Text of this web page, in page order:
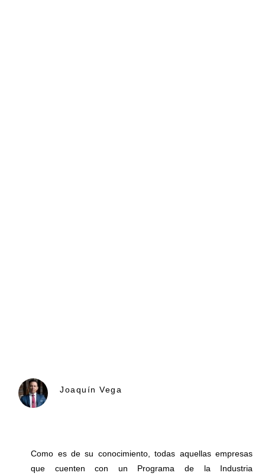
Joaquín Vega
Como es de su conocimiento, todas aquellas empresas
que cuenten con un Programa de la Industria